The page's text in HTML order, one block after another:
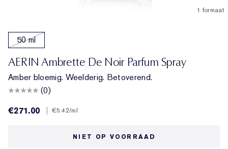
1 formaat
50 ml
AERIN Ambrette De Noir Parfum Spray
Amber bloemig. Weelderig. Betoverend.
(0)
€271.00
€5.42/ml
NIET OP VOORRAAD